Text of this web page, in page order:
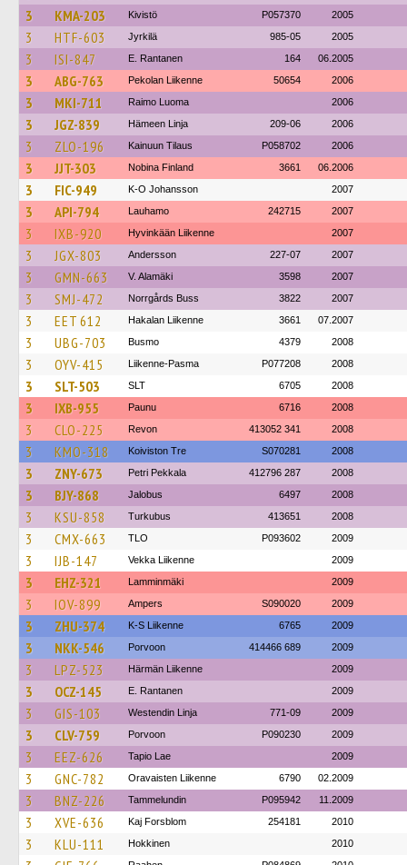
3 KMA-203 Kivistö P057370 2005
3 HTF-603 Jyrkilä 985-05 2005
3 ISI-847 E. Rantanen 164 06.2005
3 ABG-763 Pekolan Liikenne 50654 2006
3 MKI-711 Raimo Luoma 2006
3 JGZ-839 Hämeen Linja 209-06 2006
3 ZLO-196 Kainuun Tilaus P058702 2006
3 JJT-303 Nobina Finland 3661 06.2006
3 FIC-949 K-O Johansson 2007
3 API-794 Lauhamo 242715 2007
3 IXB-920 Hyvinkään Liikenne 2007
3 JGX-803 Andersson 227-07 2007
3 GMN-663 V. Alamäki 3598 2007
3 SMJ-472 Norrgårds Buss 3822 2007
3 EET 612 Hakalan Liikenne 3661 07.2007
3 UBG-703 Busmo 4379 2008
3 OYV-415 Liikenne-Pasma P077208 2008
3 SLT-503 SLT 6705 2008
3 IXB-955 Paunu 6716 2008
3 CLO-225 Revon 413052 341 2008
3 KMO-318 Koiviston Tre S070281 2008
3 ZNY-673 Petri Pekkala 412796 287 2008
3 BJY-868 Jalobus 6497 2008
3 KSU-858 Turkubus 413651 2008
3 CMX-663 TLO P093602 2009
3 IJB-147 Vekka Liikenne 2009
3 EHZ-321 Lamminmäki 2009
3 IOV-899 Ampers S090020 2009
3 ZHU-374 K-S Liikenne 6765 2009
3 NKK-546 Porvoon 414466 689 2009
3 LPZ-523 Härmän Liikenne 2009
3 OCZ-145 E. Rantanen 2009
3 GIS-103 Westendin Linja 771-09 2009
3 CLV-759 Porvoon P090230 2009
3 EEZ-626 Tapio Lae 2009
3 GNC-782 Oravaisten Liikenne 6790 02.2009
3 BNZ-226 Tammelundin P095942 11.2009
3 XVE-636 Kaj Forsblom 254181 2010
3 KLU-111 Hokkinen 2010